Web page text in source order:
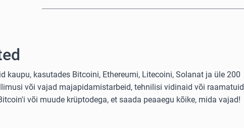
kasutades Bitcoini, Ethereumi, Litecoini, Solanat ja üle 200
või vajad majapidamistarbeid, tehnilisi vidinaid või raamatuid
või muude krüptodega, et saada peaaegu kõike, mida vajad!